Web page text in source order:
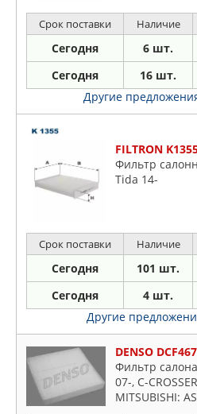
Срок поставки Наличие
Сегодня 6 шт.
Сегодня 16 шт.
Другие
FILTRON
Фильтр
Tida 14-
Срок поставки Наличие
Сегодня 101 шт.
Сегодня 4 шт.
Другие
DENSO
Фильтр салона
07-, C-
MITSUBISHI: